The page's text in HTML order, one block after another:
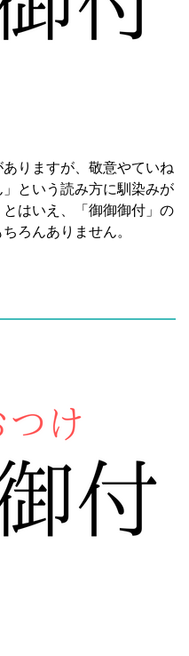
ありますが、敬意やていね
という読み方に馴染みが
はいえ、「御御御付」の
ろんありません。